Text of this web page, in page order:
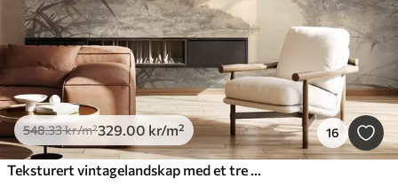
548.33kr/m²329.00 kr/m² 16
Teksturert vintagelandskap med et tre nær en elv og en overskyet himmel, naturkunst i sepiatoner